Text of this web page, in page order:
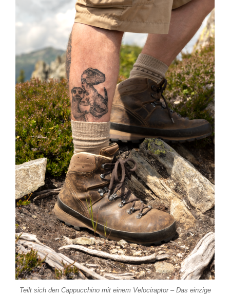
Teilt sich den Cappucchino mit einem Velociraptor – Das einzige